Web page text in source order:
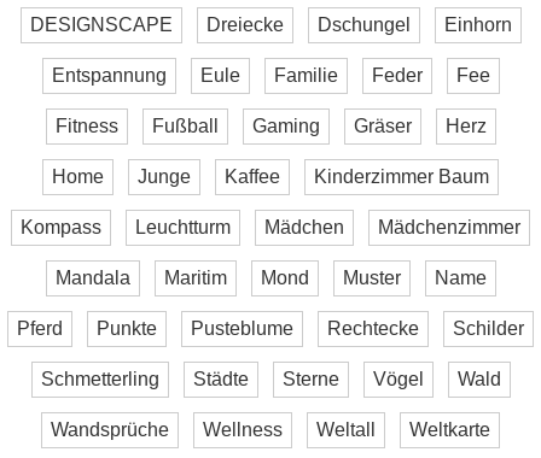
DESIGNSCAPE Dreiecke Dschungel Einhorn
Entspannung Eule Familie Feder Fee
Fitness Fußball Gaming Gräser Herz
Home Junge Kaffee Kinderzimmer Baum
Kompass Leuchtturm Mädchen Mädchenzimmer
Mandala Maritim Mond Muster Name
Pferd Punkte Pusteblume Rechtecke Schilder
Schmetterling Städte Sterne Vögel Wald
Wandsprüche Wellness Weltall Weltkarte